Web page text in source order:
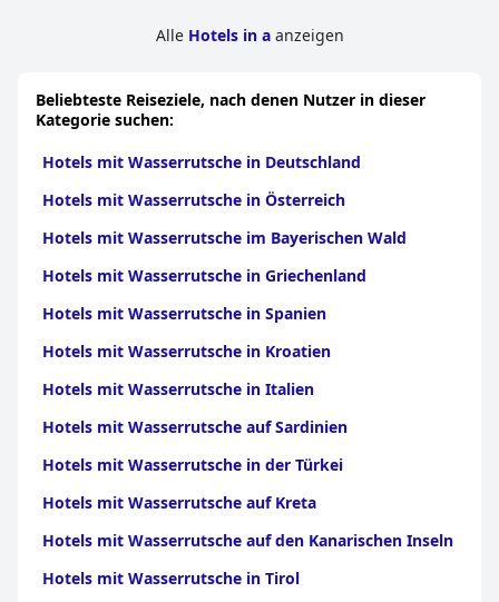
Alle Hotels in aanzeigen
Beliebteste Reiseziele, nach denen Nutzer in dieser
Kategorie suchen:
Hotels mit Wasserrutsche in Deutschland
Hotels mit Wasserrutsche in Österreich
Hotels mit Wasserrutsche im Bayerischen Wald
Hotels mit Wasserrutsche in Griechenland
Hotels mit Wasserrutsche in Spanien
Hotels mit Wasserrutsche in Kroatien
Hotels mit Wasserrutsche in Italien
Hotels mit Wasserrutsche auf Sardinien
Hotels mit Wasserrutsche in der Türkei
Hotels mit Wasserrutsche auf Kreta
Hotels mit Wasserrutsche auf den Kanarischen Inseln
Hotels mit Wasserrutsche in Tirol